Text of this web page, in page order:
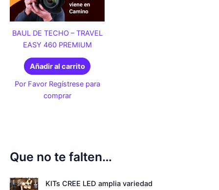
BAUL DE TECHO – TRAVEL
EASY 460 PREMIUM
Añadir al carrito
Por Favor Regístrese para
comprar
Que no te falten…
KITs CREE LED amplia variedad